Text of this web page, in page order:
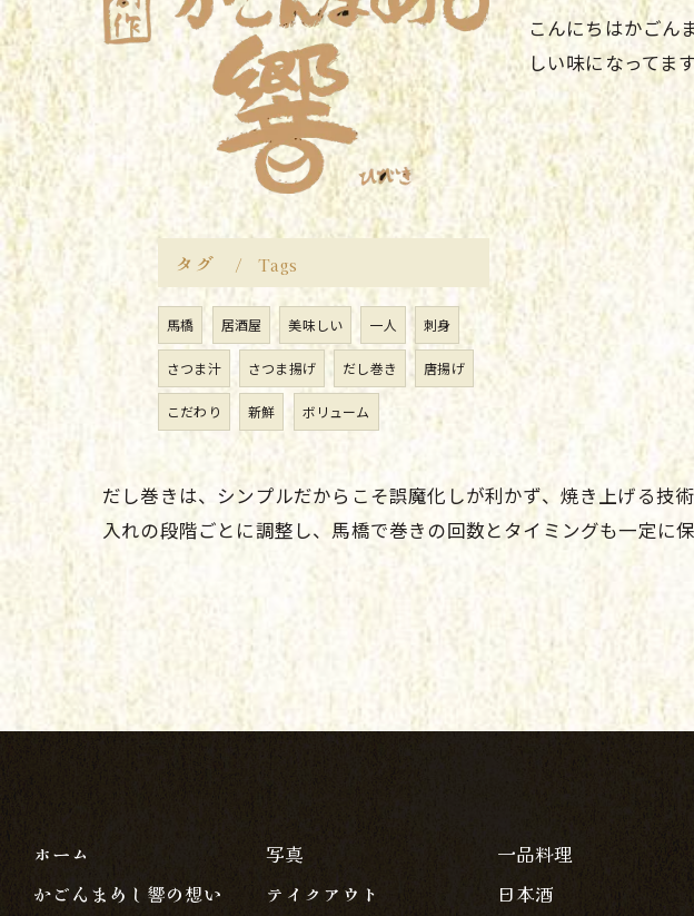
こんにちはかごん
しい味になってま
タグ Tags
馬橋 居酒屋 美味しい 一人 刺身
さつま汁 さつま揚げ だし巻き 唐揚げ
こだわり 新鮮 ボリューム
だし巻きは、シンプルだからこそ誤魔化しが利かず、焼き上げる技
入れの段階ごとに調整し、馬橋で巻きの回数とタイミングも一定に
ホーム
かごんまめし響の想い
写真
テイクアウト
一品料理
日本酒